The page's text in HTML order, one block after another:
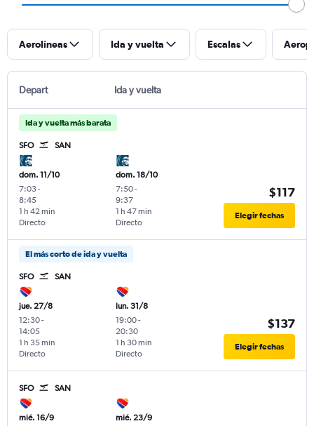
Aerolíneas Ida y vuelta Escalas
Depart Ida y vuelta
Ida y vuelta más barata
SFO SAN
dom. 11/10
7:03-
8:45
Directo
1 h 42 min
dom. 18/10
7:50-
9:37
Directo
1 h 47 min
$117
Elegir fechas
El más corto de ida y vuelta
SFO SAN
jue. 27/8
12:30-
14:05
Directo
1 h 35 min
lun. 31/8
19:00-
20:30
Directo
1 h 30 min
$137
Elegir fechas
SFO SAN
mié. 16/9
mié. 23/9